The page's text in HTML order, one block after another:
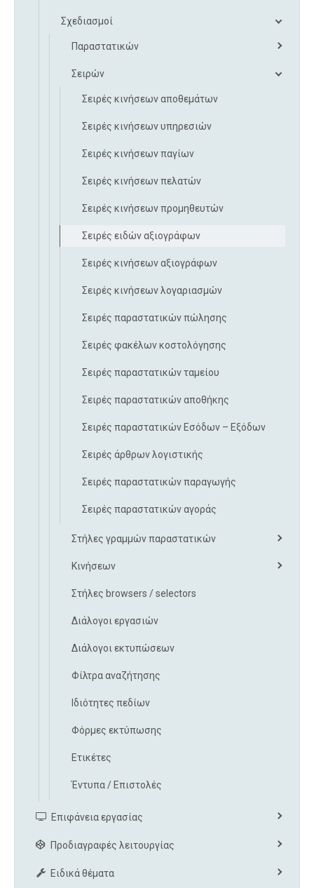
Σχεδιασμοί
Παραστατικών
Σειρών
Σειρές κινήσεων αποθεμάτων
Σειρές κινήσεων υπηρεσιών
Σειρές κινήσεων παγίων
Σειρές κινήσεων πελατών
Σειρές κινήσεων προμηθευτών
Σειρές ειδών αξιογράφων
Σειρές κινήσεων αξιογράφων
Σειρές κινήσεων λογαριασμών
Σειρές παραστατικών πώλησης
Σειρές φακέλων κοστολόγησης
Σειρές παραστατικών ταμείου
Σειρές παραστατικών αποθήκης
Σειρές παραστατικών Εσόδων – Εξόδων
Σειρές άρθρων λογιστικής
Σειρές παραστατικών παραγωγής
Σειρές παραστατικών αγοράς
Στήλες γραμμών παραστατικών
Κινήσεων
Στήλες browsers / selectors
Διάλογοι εργασιών
Διάλογοι εκτυπώσεων
Φίλτρα αναζήτησης
Ιδιότητες πεδίων
Φόρμες εκτύπωσης
Ετικέτες
Έντυπα / Επιστολές
Επιφάνεια εργασίας
Προδιαγραφές λειτουργίας
Ειδικά θέματα